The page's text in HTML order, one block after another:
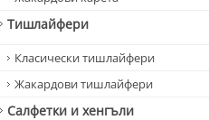
Тишлайфери
Класически тишлайфери
Жакардови тишлайфери
Салфетки и хенгъли